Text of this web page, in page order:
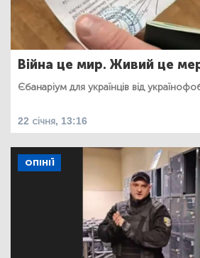
Війна це мир. Живий це
Єбанаріум для українців від
22 січня, 13:16
ОПІНІЇ